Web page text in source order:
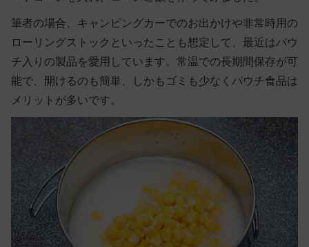
筆者の場合、キャンピングカーでのお出かけや非常時用の
ローリングストックといったことも想定して、最近はパウ
チ入りの製品を愛用しています。常温での長期間保存が可
能で、開けるのも簡単、しかもゴミも少なくパウチ食品は
メリットが多いです。